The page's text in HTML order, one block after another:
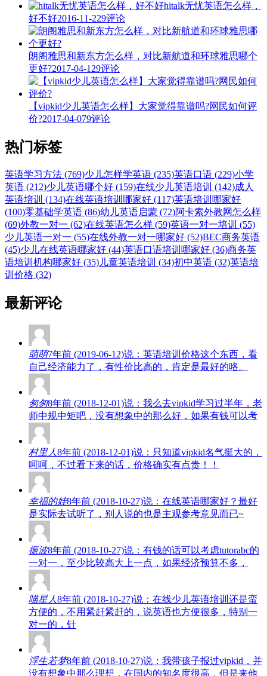
hitalk无忧英语怎么样，
好不好2016-11-229评论
朗阁雅思和新东方怎么样，对比新航道和环球雅思哪个
更好?2017-04-129评论
【vipkid少儿英语怎么样】大家觉得靠谱吗?网民如何评
价?2017-04-079评论
热门标签
英语学习方法 (769)少儿怎样学英语 (235)英语口语 (229)小学
英语 (212)少儿英语哪个好 (159)在线少儿英语培训 (142)成人
英语培训 (134)在线英语培训哪家好 (117)英语培训哪家好
(100)零基础学英语 (86)幼儿英语启蒙 (72)阿卡索外教网怎么样
(69)外教一对一 (62)在线英语怎么样 (59)英语一对一培训 (55)
少儿英语一对一 (55)在线外教一对一哪家好 (52)BEC商务英语
(45)少儿在线英语哪家好 (44)英语口语培训哪家好 (36)商务英
语培训机构哪家好 (35) 儿童英语培训 (34)初中英语 (32)英语培
训价格 (32)
最新评论
萌萌7年前 (2019-06-12)说：英语培训价格这个东西，看
自己经济能力了，有性价比高的，肯定是最好的咯。
匆匆8年前 (2018-12-01)说：我么去vipkid学习过半年，老
师中规中矩吧，没有想象中的那么好，如果有钱可以考
村里人8年前 (2018-12-01)说：只知道vipkid名气挺大的，
呵呵，不过看下来的话，价格确实有点贵！！
幸福的娃8年前 (2018-10-27)说：在线英语哪家好？最好
是实际去试听了，别人说的也是主观参考意见而已~
振波8年前 (2018-10-27)说：有钱的话可以考虑tutorabc的
一对一，至少比较高大上一点，如果经济预算不多，
喵星人8年前 (2018-10-27)说：在线少儿英语培训还是蛮
方便的，不用紧赶紧赶的，说英语也方便很多，特别一
对一的，针
浮生若梦8年前 (2018-10-27)说：我带孩子报过vipkid，并
没有想象中那么理想，在国内的知名度很高，但是来他